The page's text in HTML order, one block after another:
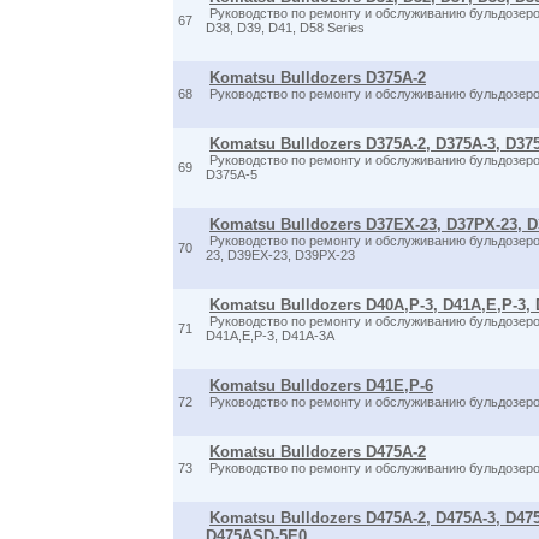
67
Руководство по ремонту и обслуживанию
D38, D39, D41, D58 Series
68
Komatsu Bulldozers D375A-2
Руководство по ремонту и обслуживанию
69
Komatsu Bulldozers D375A-2, D375A-3,
Руководство по ремонту и обслуживанию
D375A-5
70
Komatsu Bulldozers D37EX-23, D37PX-23,
Руководство по ремонту и обслуживанию
23, D39EX-23, D39PX-23
71
Komatsu Bulldozers D40A,P-3, D41A,E,P-3,
Руководство по ремонту и обслуживанию
D41A,E,P-3, D41A-3A
72
Komatsu Bulldozers D41E,P-6
Руководство по ремонту и обслуживанию
73
Komatsu Bulldozers D475A-2
Руководство по ремонту и обслуживанию
Komatsu Bulldozers D475A-2, D475A-3,